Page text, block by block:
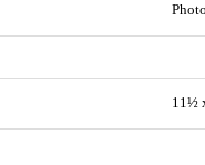
11½